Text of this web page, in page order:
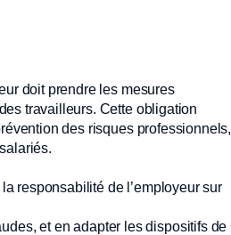
doit prendre les mesures
travailleurs. Cette obligation
des risques professionnels,
responsabilité de l’employeur sur
et en adapter les dispositifs de